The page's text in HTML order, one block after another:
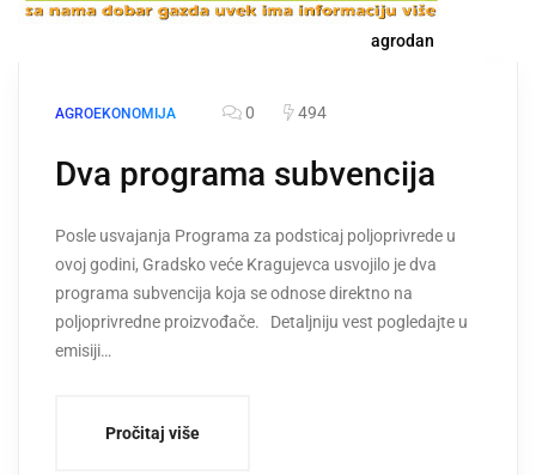
agrodan
AGROEKONOMIJA 0 494
Dva programa subvencija
Posle usvаjаnjа Progrаmа zа podsticаj poljoprivrede u
ovoj godini, Grаdsko veće Krаgujevcа usvojilo je dvа
progrаmа subvencijа kojа se odnose direktno nа
poljoprivredne proizvođаče. Detaljniju vest pogledajte u
emisiji…
Pročitaj više